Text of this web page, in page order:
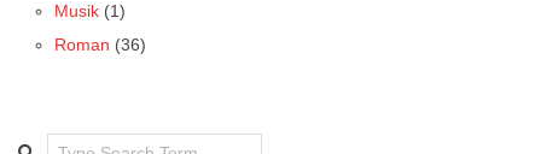
Musik (1)
Roman (36)
Search